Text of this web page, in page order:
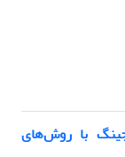
با روش‌های